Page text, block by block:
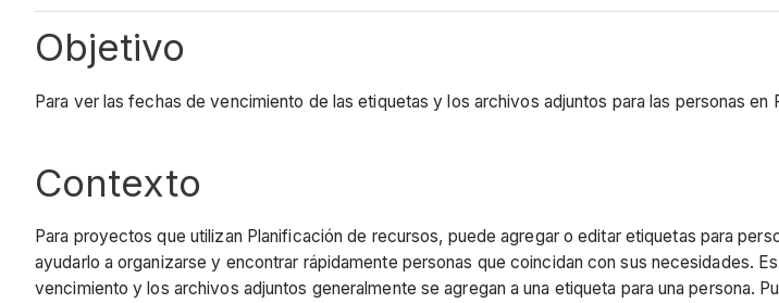
Objetivo
Para ver las fechas de vencimiento de las etiquetas y los archivos adjuntos para las personas en
Contexto
Para proyectos que utilizan Planificación de recursos, puede agregar o editar etiquetas para
ayudarlo a organizarse y encontrar rápidamente personas que coincidan con sus necesidades.
vencimiento y los archivos adjuntos generalmente se agregan a una etiqueta para una persona.